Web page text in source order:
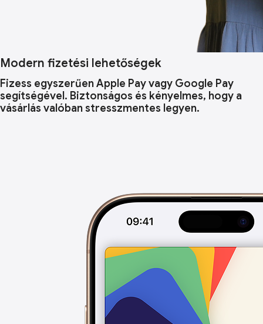
Modern fizetési lehetőségek
Fizess egyszerűen Apple Pay vagy Google Pay
segítségével. Biztonságos és kényelmes, hogy a
vásárlás valóban stresszmentes legyen.